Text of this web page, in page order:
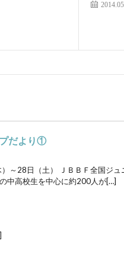
だより①
～28日（土） ＪＢＢＦ全国ジ
中高校生を中心に約200人が[…]